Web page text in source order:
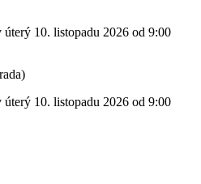
10. listopadu 2026 od 9:00
10. listopadu 2026 od 9:00